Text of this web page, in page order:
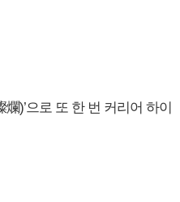
)’으로 또 한 번 커리어 하이